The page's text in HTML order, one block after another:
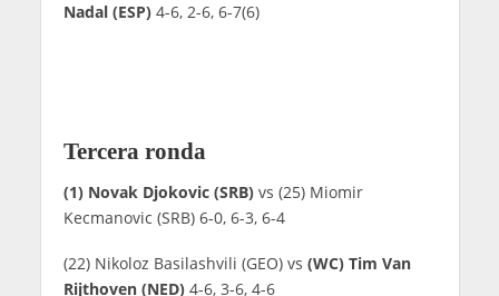
Nadal (ESP)4-6, 2-6, 6-7(6)
Tercera ronda
(1) Novak Djokovic (SRB)vs (25) Miomir
Kecmanovic (SRB) 6-0, 6-3, 6-4
(22) Nikoloz Basilashvili (GEO) vs (WC) Tim Van
Rijthoven (NED)4-6, 3-6, 4-6